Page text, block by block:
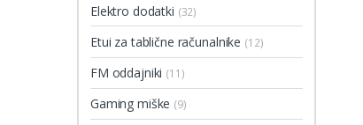
Elektro dodatki (32)
Etui za tablične računalnike (12)
FM oddajniki (11)
Gaming miške (9)